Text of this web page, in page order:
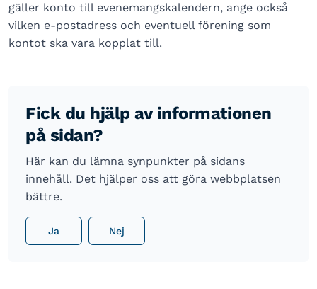
gäller konto till evenemangskalendern, ange också
vilken e-postadress och eventuell förening som
kontot ska vara kopplat till.
Fick du hjälp av informationen
på sidan?
Här kan du lämna synpunkter på sidans
innehåll. Det hjälper oss att göra webbplatsen
bättre.
Ja Nej